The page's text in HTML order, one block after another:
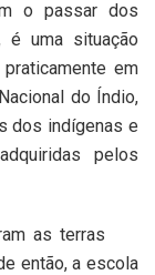
o passar dos
é uma situação
em
do Índio,
dos indígenas e
pelos
as terras
então, a escola